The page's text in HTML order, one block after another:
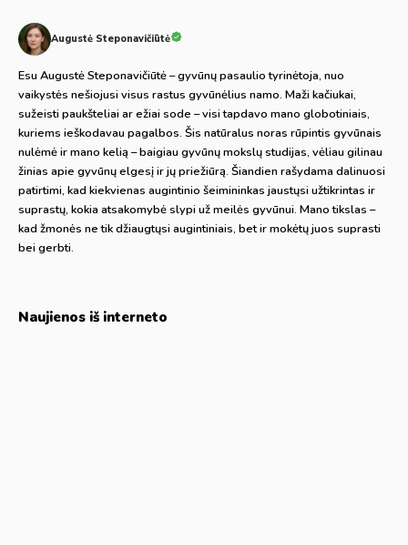
Augustė Steponavičiūtė
Esu Augustė Steponavičiūtė – gyvūnų pasaulio tyrinėtoja, nuo
vaikystės nešiojusi visus rastus gyvūnėlius namo. Maži kačiukai,
sužeisti paukšteliai ar ežiai sode – visi tapdavo mano globotiniais,
kuriems ieškodavau pagalbos. Šis natūralus noras rūpintis gyvūnais
nulėmė ir mano kelią – baigiau gyvūnų mokslų studijas, vėliau gilinau
žinias apie gyvūnų elgesį ir jų priežiūrą. Šiandien rašydama dalinuosi
patirtimi, kad kiekvienas augintinio šeimininkas jaustųsi užtikrintas ir
suprastų, kokia atsakomybė slypi už meilės gyvūnui. Mano tikslas –
kad žmonės ne tik džiaugtųsi augintiniais, bet ir mokėtų juos suprasti
bei gerbti.
Naujienos iš interneto